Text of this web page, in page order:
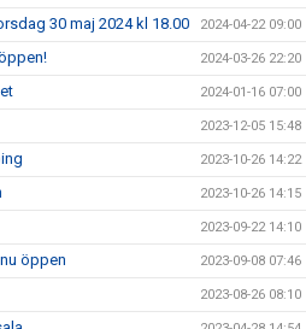
30 maj 2024 kl 18.00 2024-04-22 09:00
2024-03-26 22:20
2024-01-16 07:00
2023-12-05 15:48
2023-10-26 14:22
2023-10-26 14:15
2023-09-22 14:10
öppen 2023-09-08 07:46
2023-08-26 08:10